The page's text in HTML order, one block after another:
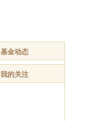
基金动态
我的关注